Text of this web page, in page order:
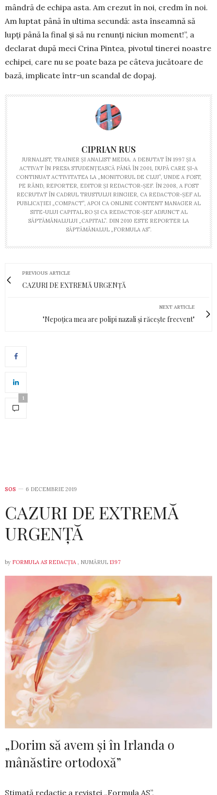
mândră de echipa asta. Am crezut în noi, credm în noi.
Am luptat până în ultima secundă: asta înseamnă să
lupți până la final și să nu renunți niciun moment!”, a
declarat după meci Crina Pintea, pivotul tinerei noastre
echipei, care nu se poate baza pe câteva jucătoare de
bază, implicate într-un scandal de dopaj.
CIPRIAN RUS
JURNALIST, TRAINER ŞI ANALIST MEDIA. A DEBUTAT ÎN 1997 ŞI A
ACTIVAT ÎN PRESA STUDENŢEASCĂ PÂNĂ ÎN 2001, DUPĂ CARE ŞI-A
CONTINUAT ACTIVITATEA LA „MONITORUL DE CLUJ”, UNDE A FOST,
PE RÂND, REPORTER, EDITOR ŞI REDACTOR-ŞEF. ÎN 2008, A FOST
RECRUTAT ÎN CADRUL TRUSTULUI RINGIER, CA REDACTOR-ŞEF AL
PUBLICAŢIEI „COMPACT”, APOI CA ONLINE CONTENT MANAGER AL
SITE-ULUI CAPITAL.RO ŞI CA REDACTOR-ŞEF ADJUNCT AL
SĂPTĂMÂNALULUI „CAPITAL”. DIN 2010 ESTE REPORTER LA
SĂPTĂMÂNALUL „FORMULA AS”.
PREVIOUS ARTICLE
CAZURI DE EXTREMĂ URGENȚĂ
NEXT ARTICLE
"Nepoțica mea are polipi nazali și răcește frecvent"
1
SOS 6 DECEMBRIE 2019
CAZURI DE EXTREMĂ
URGENȚĂ
by FORMULA AS REDACȚIA , NUMĂRUL 1397
„Dorim să avem și în Irlanda o
mânăstire ortodoxă”
Stimată redacție a revistei „Formula AS”,